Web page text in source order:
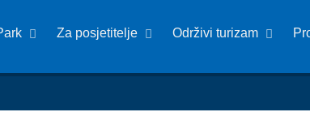
Za posjetitelje Održivi turizam